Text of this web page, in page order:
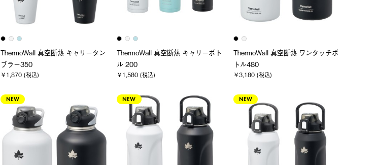
ThermoWall 真空断熱 キャリータン
ブラー350
￥1,870 (税込)
ThermoWall 真空断熱 キャリーボト
ル 200
￥1,580 (税込)
ThermoWall 真空断熱 ワンタッチボ
トル480
￥3,180 (税込)
NEW NEW NEW